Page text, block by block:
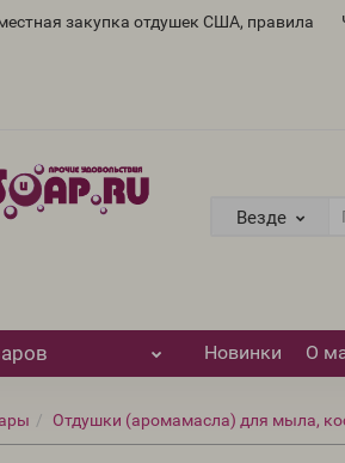
закупка отдушек США, правила
Везде
Новинки О
Отдушки (аромамасла) для мыла,